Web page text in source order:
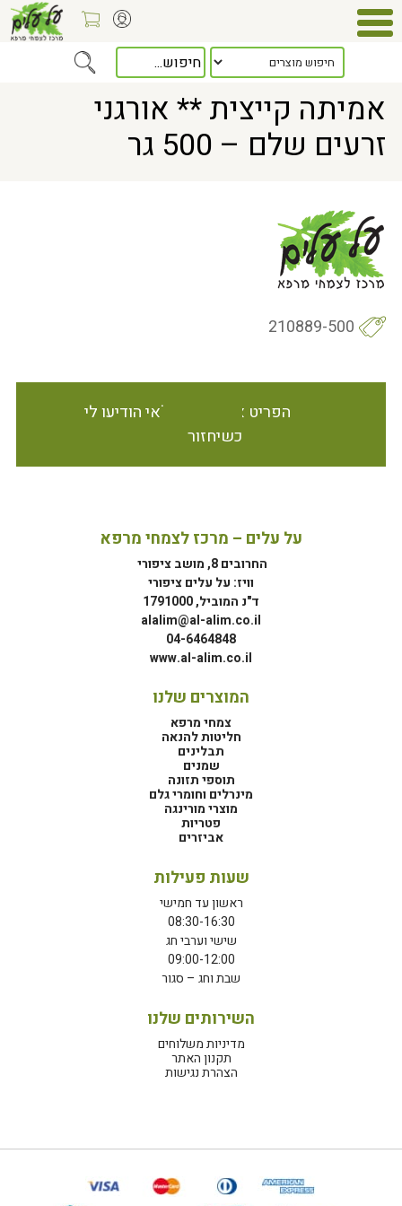
> אמיתה קייצית ** אורגני זרעים שלם – 500 גר
אמיתה קייצית ** אורגני
זרעים שלם – 500 גר
210889-500
הפריט אינו זמין במלאי הודיעו לי
כשיחזור
על עלים – מרכז לצמחי מרפא
החרובים 8, מושב ציפורי
וויז: על עלים ציפורי
ד"נ המוביל, 1791000
alalim@al-alim.co.il
04-6464848
www.al-alim.co.il
המוצרים שלנו
צמחי מרפא
חליטות להנאה
תבלינים
שמנים
תוספי תזונה
מינרלים וחומרי גלם
מוצרי מורינגה
פטריות
אביזרים
שעות פעילות
ראשון עד חמישי
08:30-16:30
שישי וערבי חג
09:00-12:00
שבת וחג – סגור
השירותים שלנו
מדיניות משלוחים
תקנון האתר
הצהרת נגישות